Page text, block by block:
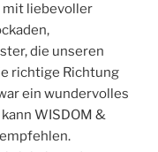
mit liebevoller
die unseren
richtige Richtung
ein wundervolles
WISDOM &